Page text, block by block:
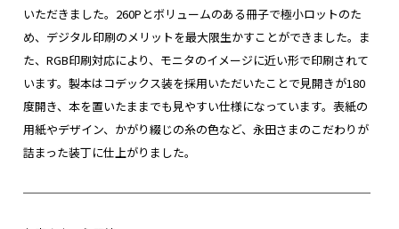
いただきました。260Pとボリュームのある冊子で極小ロットのた
め、デジタル印刷のメリットを最大限生かすことができました。ま
た、RGB印刷対応により、モニタのイメージに近い形で印刷されて
います。製本はコデックス装を採用いただいたことで見開きが180
度開き、本を置いたままでも見やすい仕様になっています。表紙の
用紙やデザイン、かがり綴じの糸の色など、永田さまのこだわりが
詰まった装丁に仕上がりました。
──────────────────────────────